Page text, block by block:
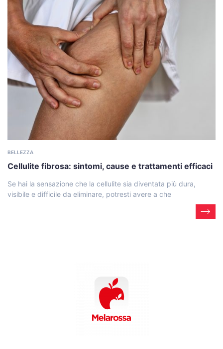
BELLEZZA
Cellulite fibrosa: sintomi, cause e trattamenti efficaci
Se hai la sensazione che la cellulite sia diventata più dura,
visibile e difficile da eliminare, potresti avere a che